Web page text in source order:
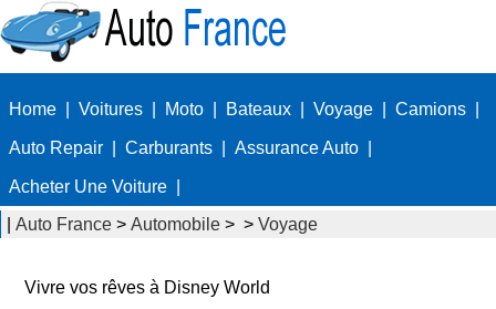
Home Voitures Moto Bateaux Voyage Camions
Auto Repair Carburants Assurance Auto
Acheter Une Voiture
Auto France > Automobile > > Voyage
Vivre vos rêves à Disney World